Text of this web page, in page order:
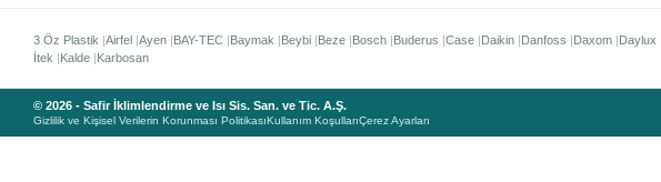
3 Öz Plastik Airfel Ayen BAY-TEC Baymak Beybi Beze Bosch Buderus Case Daikin Danfoss Daxom Daylux
İtek
Kalde Karbosan
© 2026 - Safir İklimlendirme ve Isı Sis. San. ve Tic. A.Ş.
Gizlilik ve Kişisel Verilerin Korunması PolitikasıKullanım KoşullarıÇerez Ayarları